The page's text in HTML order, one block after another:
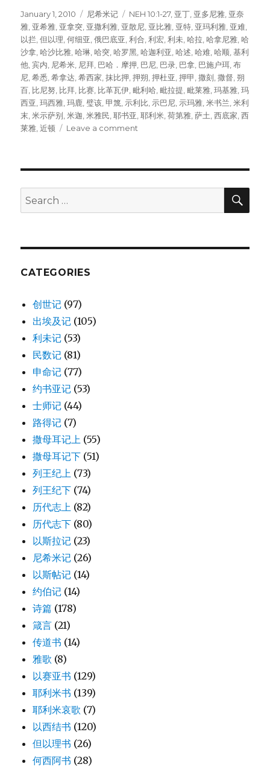
Posted
on
January 1, 2010 Categories
尼希米记 Tags
NEH 10:1-27, 亚丁 亚多尼雅 亚奈
雅 亚希雅 亚拿突 亚撒利雅 亚散尼 亚比雅 亚特 亚玛利雅 亚难
以拦 ,但以理 ,何细亚 ,俄巴底亚 ,利合 ,利宏 ,利未 ,哈拉 ,哈拿尼雅 ,哈
沙拿 ,哈沙比雅 ,哈琳 ,哈突 ,哈罗黑 ,哈迦利亚 ,哈述 ,哈难 ,哈顺 ,基利
他 ,宾内 尼希米 尼拜 巴哈．摩押 巴尼 巴录 巴拿 巴施户珥 ,布
尼 ,希悉 ,希拿达 ,希西家 ,抹比押 ,押朔 ,押杜亚 ,押甲 ,撒刻 ,撒督 ,朔
百 比尼努 比拜 比赛 比革瓦伊 ,毗利哈 ,毗拉提 ,毗莱雅 ,玛基雅 ,玛
西亚 ,玛西雅 ,玛鹿 ,璧该 ,甲篾 示利比 示巴尼 示玛雅 ,米书兰 ,米利
末 ,米示萨别 ,米迦 ,米雅民 ,耶书亚 ,耶利米 ,荷第雅 ,萨土 ,西底家 ,西
莱雅 ,近顿 Leave a comment
签
Search
for:
CATEGORIES
创世记 (97)
出埃及记 (105)
利未记 (53)
民数记 (81)
申命记 (77)
约书亚记 (53)
士师记 (44)
路得记 (7)
撒母耳记上 (55)
撒母耳记下 (51)
列王纪上 (73)
列王纪下 (74)
历代志上 (82)
历代志下 (80)
以斯拉记 (23)
尼希米记 (26)
以斯帖记 (14)
约伯记 (14)
诗篇 (178)
箴言 (21)
传道书 (14)
雅歌 (8)
以赛亚书 (129)
耶利米书 (139)
耶利米哀歌 (7)
以西结书 (120)
但以理书 (26)
何西阿书 (28)